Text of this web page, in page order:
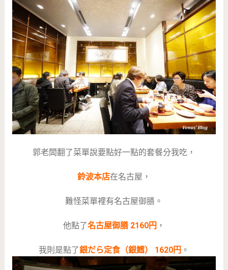
郭老闆翻了菜單說要點好一點的套餐分我吃，
鈴波本店在名古屋，
難怪菜單裡有名古屋御膳。
他點了名古屋御膳 2160円 ，
我則是點了銀だら定食（銀鱈） 1620円 。